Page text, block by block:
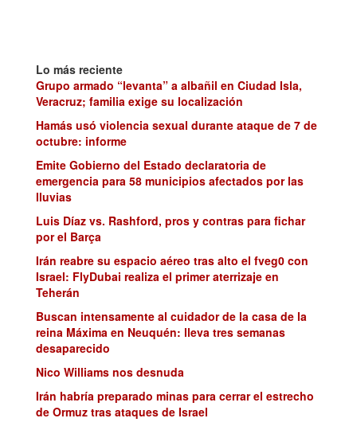
Lo más reciente
Grupo armado “levanta” a albañil en Ciudad Isla,
Veracruz; familia exige su localización
Hamás usó violencia sexual durante ataque de 7 de
octubre: informe
Emite Gobierno del Estado declaratoria de
emergencia para 58 municipios afectados por las
lluvias
Luis Díaz vs. Rashford, pros y contras para fichar
por el Barça
Irán reabre su espacio aéreo tras alto el fveg0 con
Israel: FlyDubai realiza el primer aterrizaje en
Teherán
Buscan intensamente al cuidador de la casa de la
reina Máxima en Neuquén: lleva tres semanas
desaparecido
Nico Williams nos desnuda
Irán habría preparado minas para cerrar el estrecho
de Ormuz tras ataques de Israel